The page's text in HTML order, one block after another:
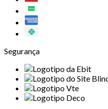
Segurança